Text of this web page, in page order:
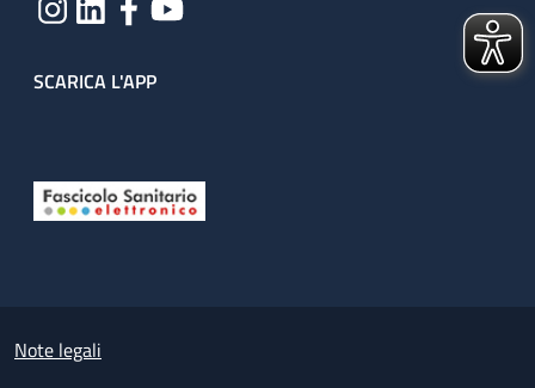
SCARICA L'APP
Small prints
Note legali